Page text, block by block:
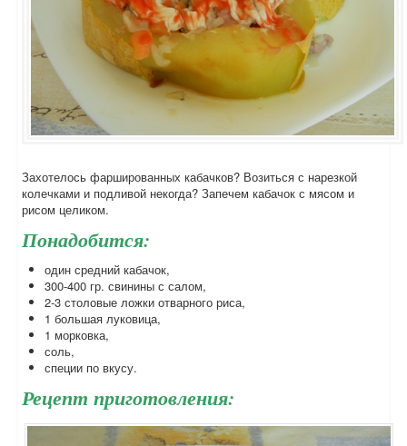
Захотелось фаршированных кабачков? Возиться с нарезкой
колечками и подливой некогда? Запечем кабачок с мясом и
рисом целиком.
Понадобится:
один средний кабачок,
300-400 гр. свинины с салом,
2-3 столовые ложки отварного риса,
1 большая луковица,
1 морковка,
соль,
специи по вкусу.
Рецепт приготовления: